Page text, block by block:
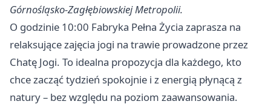
Górnośląsko-Zagłębiowskiej Metropolii.
O godzinie 10:00 Fabryka Pełna Życia zaprasza na
relaksujące zajęcia jogi na trawie prowadzone przez
Chatę Jogi. To idealna propozycja dla każdego, kto
chce zacząć tydzień spokojnie i z energią płynącą z
natury – bez względu na poziom zaawansowania.